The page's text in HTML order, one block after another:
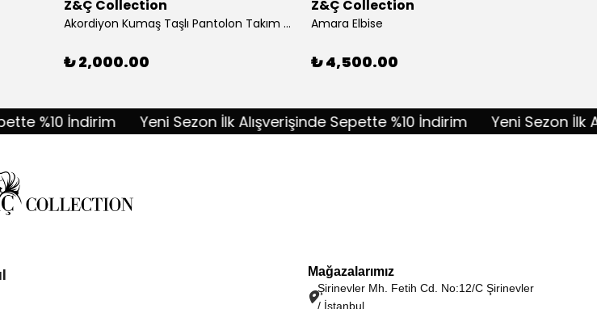
Z&Ç Collection
Akordiyon Kumaş Taşlı Pantolon Takım - lacivert
₺ 2,000.00
Z&Ç Collection
Amara Elbise
₺ 4,500.00
İndirim Yeni Sezon İlk Alışverişinde Sepette %10 İndirim Yeni Sezon İlk
Mağazalarımız
Şirinevler Mh. Fetih Cd. No:12/C Şirinevler
/ İstanbul